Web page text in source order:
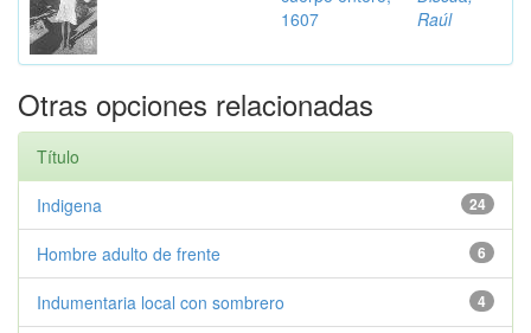
1607
Raúl
Otras opciones relacionadas
Título
24
Indigena
6
Hombre adulto de frente
4
Indumentaria local con sombrero